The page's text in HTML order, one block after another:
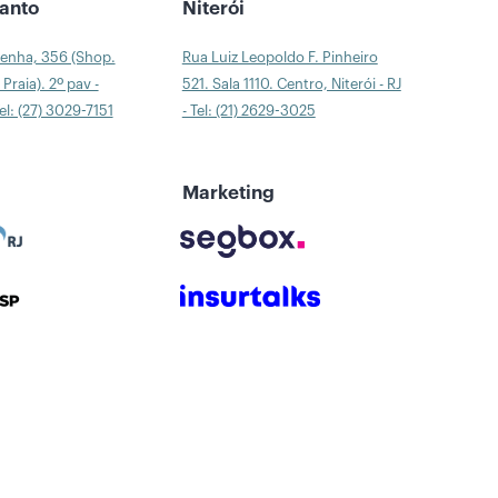
356 (Shop.
2º pav -
(27) 3029-7151
Niterói
Rua Luiz Leopoldo F. Pinheiro
521. Sala 1110. Centro, Niterói - RJ
- Tel: (21) 2629-3025
Marketing